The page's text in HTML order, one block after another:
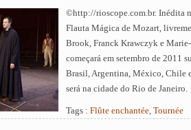
©http://rioscope.com.br. Inédita
Flauta Mágica de Mozart,
Brook, Franck Krawczyk e
começará em setembro de 2011
Brasil, Argentina, México, Chile
será na cidade do Rio de Janeiro.
Tags : Flûte enchantée Tournée